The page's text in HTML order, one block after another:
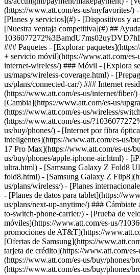
[Planes y servicios](#) - [Dispositivos y
[Nuestra ventaja competitiva](#) ##